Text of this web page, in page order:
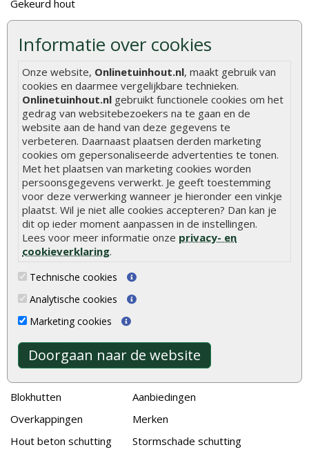
Informatie over cookies
Onze website, Onlinetuinhout.nl, maakt gebruik van
cookies en daarmee vergelijkbare technieken.
Onlinetuinhout.nl gebruikt functionele cookies om het
gedrag van websitebezoekers na te gaan en de
website aan de hand van deze gegevens te
verbeteren. Daarnaast plaatsen derden marketing
cookies om gepersonaliseerde advertenties te tonen.
Met het plaatsen van marketing cookies worden
persoonsgegevens verwerkt. Je geeft toestemming
voor deze verwerking wanneer je hieronder een vinkje
plaatst. Wil je niet alle cookies accepteren? Dan kan je
dit op ieder moment aanpassen in de instellingen.
Lees voor meer informatie onze privacy- en
cookieverklaring.
Technische cookies
Analytische cookies
Marketing cookies
Doorgaan naar de website
Gekeurd hout
De fundering van een vlonder leggen
Hoe zelf een houten overkapping maken
Hoe zelf een vlonder leggen
Hoe betonpaal plaatsen
Hoe schutting plaatsen
De 9 beste tuinschermen van Onlinetuinhout.nl
Stijlvolle houtsoorten voor in de tuin
Duurzame tuin
Welke palen voor een schapenhek
Alle populaire categorieën
Vlonderplanken
Tuinhekken
Blokhutten
Overkappingen
Hout beton schutting
Douglas hout
Aanbiedingen
Merken
Stormschade schutting